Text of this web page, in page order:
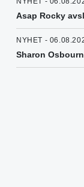
Asap Rocky
NYHET -
Sharon